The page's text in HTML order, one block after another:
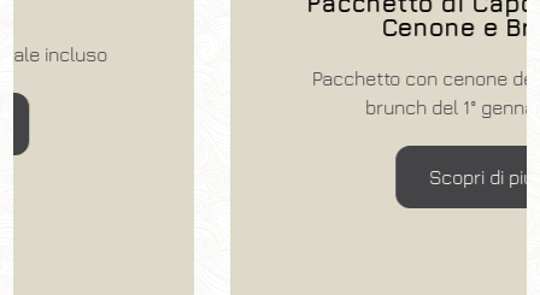
Cenone e Brunch
Pacchetto con cenone del 31 dicembre e
brunch del 1° gennaio inclusi